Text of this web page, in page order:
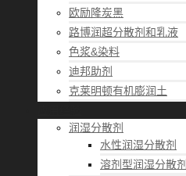
欧励隆炭黑
路博润超分散剂和乳液
色浆&染料
迪邦助剂
克莱明顿有机膨润土
润湿分散剂
水性润湿分散剂
溶剂型润湿分散剂